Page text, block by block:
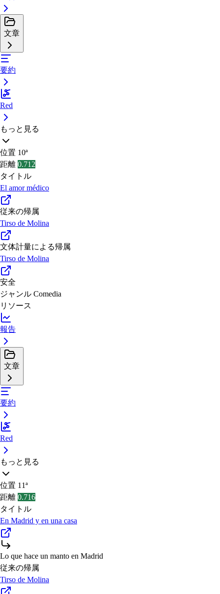
文章
要約
Red
もっと見る
位置 10ª
距離 0.712
タイトル
El amor médico
従来の帰属
Tirso de Molina
文体計量による帰属
Tirso de Molina
安全
ジャンル Comedia
リソース
報告
文章
要約
Red
もっと見る
位置 11ª
距離 0.716
タイトル
En Madrid y en una casa
Lo que hace un manto en Madrid
従来の帰属
Tirso de Molina